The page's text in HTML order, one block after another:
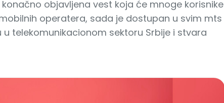
objavljena vest koja će mnoge korisnike
operatera, sada je dostupan u svim mts
telekomunikacionom sektoru Srbije i stvara